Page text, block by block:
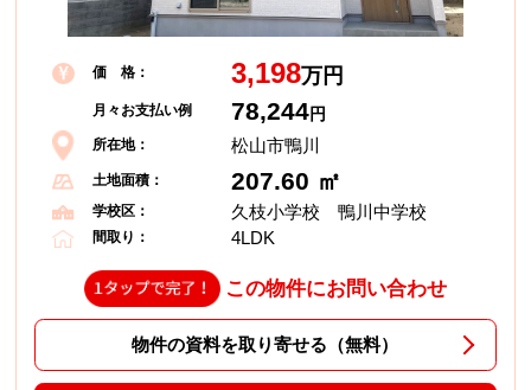
価 格： 3,198万円
月々お支払い例 78,244円
所在地： 松山市鴨川
土地面積： 207.60 ㎡
学校区： 久枝小学校 鴨川中学校
間取り： 4LDK
この物件にお問い合わせ
物件の資料を取り寄せる（無料）